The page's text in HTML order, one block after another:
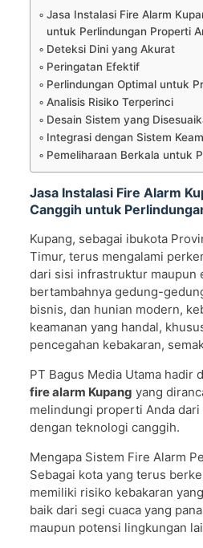
Jasa Instalasi Fire Alarm
untuk Perlindungan Properti
Deteksi Dini yang Akurat
Peringatan Efektif
Perlindungan Optimal untuk
Analisis Risiko Terperinci
Desain Sistem yang
Integrasi dengan Sistem
Pemeliharaan Berkala untuk
Jasa Instalasi Fire Alarm
Canggih untuk
Kupang, sebagai ibukota
Timur, terus mengalami
dari sisi infrastruktur maupun
bertambahnya gedung-
bisnis, dan hunian modern,
keamanan yang handal,
pencegahan kebakaran,
PT Bagus Media Utama hadir
fire alarm Kupang yang
melindungi properti Anda dari
dengan teknologi canggih.
Mengapa Sistem Fire Alarm
Sebagai kota yang terus
memiliki risiko kebakaran
baik dari segi cuaca yang
maupun potensi lingkungan